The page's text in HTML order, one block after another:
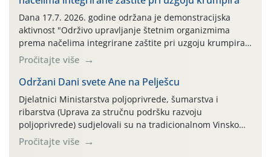
AGRONOM, ALBAUGH TKI* (PINUS […]
Dana 17.7. 2026. godine održana je demonstracijska
aktivnost "Održivo upravljanje štetnim organizmima
prema načelima integrirane zaštite pri uzgoju krumpira"
na pokusnom polju "Poredje", kraj naselja Belica (ARKOD
parcela ID 2445031) (središnji dio Međimurske županije).
Pročitajte više
Održani Dani svete Ane na Pelješcu
Djelatnici Ministarstva poljoprivrede, šumarstva i
ribarstva (Uprava za stručnu podršku razvoju
poljoprivrede) sudjelovali su na tradicionalnom Vinskom
forumu, održanom 24.07.2026. godine u Domu vinarske
tradicije u Putnikovićima na poluotoku Pelješcu, u
Pročitajte više